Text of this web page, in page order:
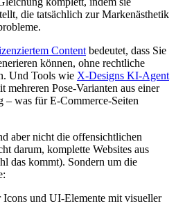
die tatsächlich zur Markenästhetik
Content bedeutet, dass Sie
können, ohne rechtliche
Und Tools wie X-Designs KI-Agent
Pose-Varianten aus einer
– was für E-Commerce-Seiten
aber nicht die offensichtlichen
darum, komplette Websites aus
das kommt). Sondern um die
und UI-Elemente mit visueller